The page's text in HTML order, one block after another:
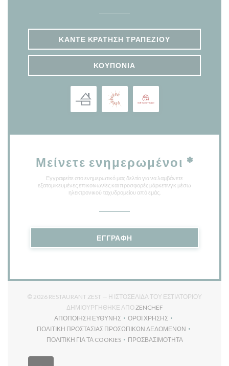
ΚΆΝΤΕ ΚΡΆΤΗΣΗ ΤΡΑΠΕΖΙΟΎ
ΚΟΥΠΌΝΙΑ
Μείνετε ενημερωμένοι *
Εγγραφείτε στο ενημερωτικό μας δελτίο για να λαμβάνετε
εξατομικευμένες επικοινωνίες και προσφορές μάρκετινγκ μέσω
ηλεκτρονικού ταχυδρομείου από εμάς.
ΕΓΓΡΑΦΉ
© 2026 RESTAURANT ZEST — Η ΙΣΤΟΣΕΛΊΔΑ ΤΟΥ ΕΣΤΙΑΤΟΡΊΟΥ
ΔΗΜΙΟΥΡΓΉΘΗΚΕ ΑΠΌZENCHEF((ΑΝΟΊΓΕΙ ΣΕ ΝΈΟ
ΑΠΟΠΟΊΗΣΗ ΕΥΘΎΝΗΣ
((ΑΝΟΊΓΕΙ ΣΕ ΝΈΟ ΠΑΡΆΘΥΡΟ))
ΌΡΟΙ ΧΡΉΣΗΣ
((ΑΝΟΊΓΕΙ ΣΕ ΝΈΟ
ΠΟΛΙΤΙΚΉ ΠΡΟΣΤΑΣΊΑΣ ΠΡΟΣΩΠΙΚΏΝ ΔΕΔΟΜΈΝΩΝ
((ΑΝΟΊΓΕΙ ΣΕ ΝΈΟ ΠΑΡΆΘΥΡΟ))
ΠΟΛΙΤΙΚΉ ΓΙΑ ΤΑ COOKIES
((ΑΝΟΊΓΕΙ ΣΕ ΝΈΟ ΠΑΡΆΘΥΡΟ))
ΠΡΟΣΒΑΣΙΜΌΤΗΤΑ
((ΑΝΟΊΓΕΙ ΣΕ ΝΈΟ